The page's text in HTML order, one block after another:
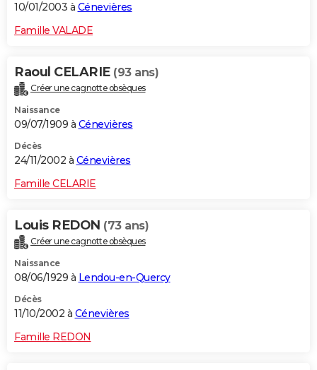
10/01/2003 à Cénevières
Famille VALADE
Raoul CELARIE (93 ans)
Créer une cagnotte obsèques
Naissance
09/07/1909 à Cénevières
Décès
24/11/2002 à Cénevières
Famille CELARIE
Louis REDON (73 ans)
Créer une cagnotte obsèques
Naissance
08/06/1929 à Lendou-en-Quercy
Décès
11/10/2002 à Cénevières
Famille REDON